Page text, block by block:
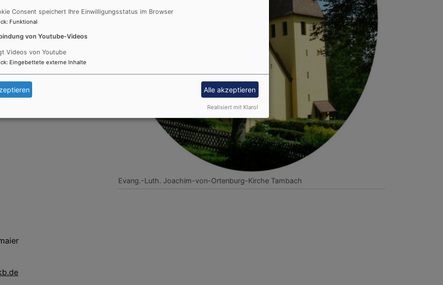
Evang.-Luth. Joachim-von-Ortenburg-Kirche Tambach
Consent speichert Ihre Einwilligungsstatus im Browser
: Funktional
von Youtube-Videos
Videos von Youtube
: Eingebettete externe Inhalte
Alle akzeptieren
Realisiert mit Klaro!